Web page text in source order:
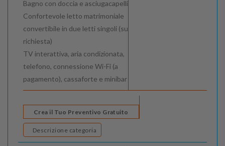
Bagno con doccia e asciugacapelli
Confortevole letto matrimoniale
convertibile in due letti singoli (su
richiesta)
TV interattiva, aria condizionata,
telefono, connessione Wi-Fi (a
pagamento), cassaforte e minibar
Crea il Tuo Preventivo Gratuito
Descrizione categoria